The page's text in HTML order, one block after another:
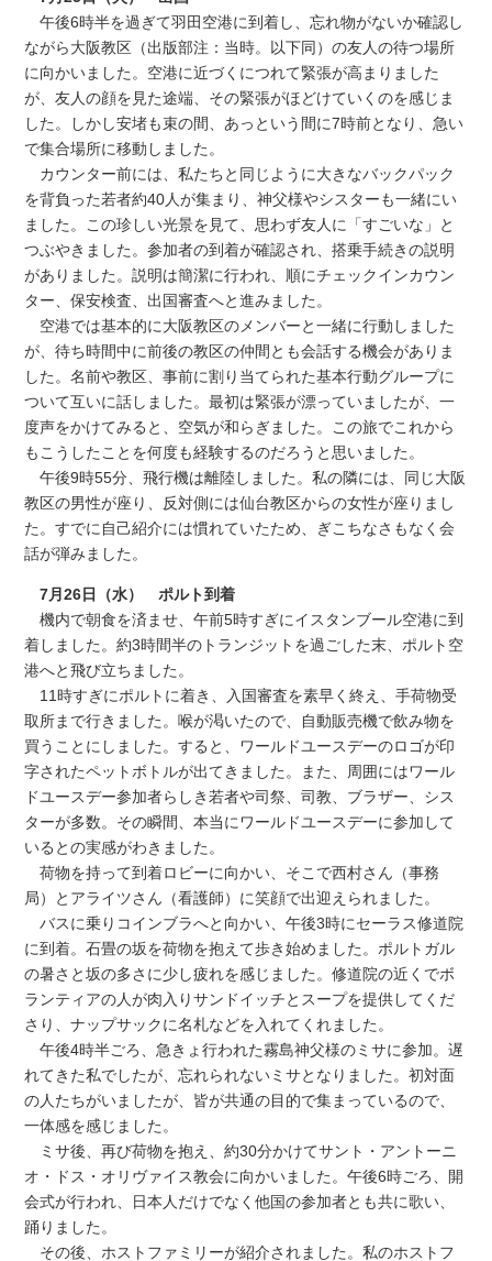
午後6時半を過ぎて羽田空港に到着し、忘れ物がないか確認し
ながら大阪教区（出版部注：当時。以下同）の友人の待つ場所
に向かいました。空港に近づくにつれて緊張が高まりました
が、友人の顔を見た途端、その緊張がほどけていくのを感じま
した。しかし安堵も束の間、あっという間に7時前となり、急い
で集合場所に移動しました。
カウンター前には、私たちと同じように大きなバックパック
を背負った若者約40人が集まり、神父様やシスターも一緒にい
ました。この珍しい光景を見て、思わず友人に「すごいな」と
つぶやきました。参加者の到着が確認され、搭乗手続きの説明
がありました。説明は簡潔に行われ、順にチェックインカウン
ター、保安検査、出国審査へと進みました。
空港では基本的に大阪教区のメンバーと一緒に行動しました
が、待ち時間中に前後の教区の仲間とも会話する機会がありま
した。名前や教区、事前に割り当てられた基本行動グループに
ついて互いに話しました。最初は緊張が漂っていましたが、一
度声をかけてみると、空気が和らぎました。この旅でこれから
もこうしたことを何度も経験するのだろうと思いました。
午後9時55分、飛行機は離陸しました。私の隣には、同じ大阪
教区の男性が座り、反対側には仙台教区からの女性が座りまし
た。すでに自己紹介には慣れていたため、ぎこちなさもなく会
話が弾みました。
7月26日（水） ポルト到着
機内で朝食を済ませ、午前5時すぎにイスタンブール空港に到
着しました。約3時間半のトランジットを過ごした末、ポルト空
港へと飛び立ちました。
11時すぎにポルトに着き、入国審査を素早く終え、手荷物受
取所まで行きました。喉が渇いたので、自動販売機で飲み物を
買うことにしました。すると、ワールドユースデーのロゴが印
字されたペットボトルが出てきました。また、周囲にはワール
ドユースデー参加者らしき若者や司祭、司教、ブラザー、シス
ターが多数。その瞬間、本当にワールドユースデーに参加して
いるとの実感がわきました。
荷物を持って到着ロビーに向かい、そこで西村さん（事務
局）とアライツさん（看護師）に笑顔で出迎えられました。
バスに乗りコインブラへと向かい、午後3時にセーラス修道院
に到着。石畳の坂を荷物を抱えて歩き始めました。ポルトガル
の暑さと坂の多さに少し疲れを感じました。修道院の近くでボ
ランティアの人が肉入りサンドイッチとスープを提供してくだ
さり、ナップサックに名札などを入れてくれました。
午後4時半ごろ、急きょ行われた霧島神父様のミサに参加。遅
れてきた私でしたが、忘れられないミサとなりました。初対面
の人たちがいましたが、皆が共通の目的で集まっているので、
一体感を感じました。
ミサ後、再び荷物を抱え、約30分かけてサント・アントーニ
オ・ドス・オリヴァイス教会に向かいました。午後6時ごろ、開
会式が行われ、日本人だけでなく他国の参加者とも共に歌い、
踊りました。
その後、ホストファミリーが紹介されました。私のホストフ